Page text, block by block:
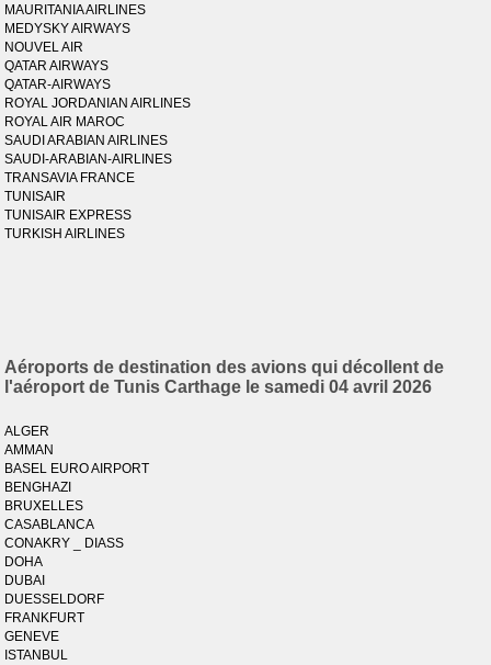
MAURITANIA AIRLINES
MEDYSKY AIRWAYS
NOUVEL AIR
QATAR AIRWAYS
QATAR-AIRWAYS
ROYAL JORDANIAN AIRLINES
ROYAL AIR MAROC
SAUDI ARABIAN AIRLINES
SAUDI-ARABIAN-AIRLINES
TRANSAVIA FRANCE
TUNISAIR
TUNISAIR EXPRESS
TURKISH AIRLINES
Aéroports de destination des avions qui décollent de
l'aéroport de Tunis Carthage le samedi 04 avril 2026
ALGER
AMMAN
BASEL EURO AIRPORT
BENGHAZI
BRUXELLES
CASABLANCA
CONAKRY _ DIASS
DOHA
DUBAI
DUESSELDORF
FRANKFURT
GENEVE
ISTANBUL